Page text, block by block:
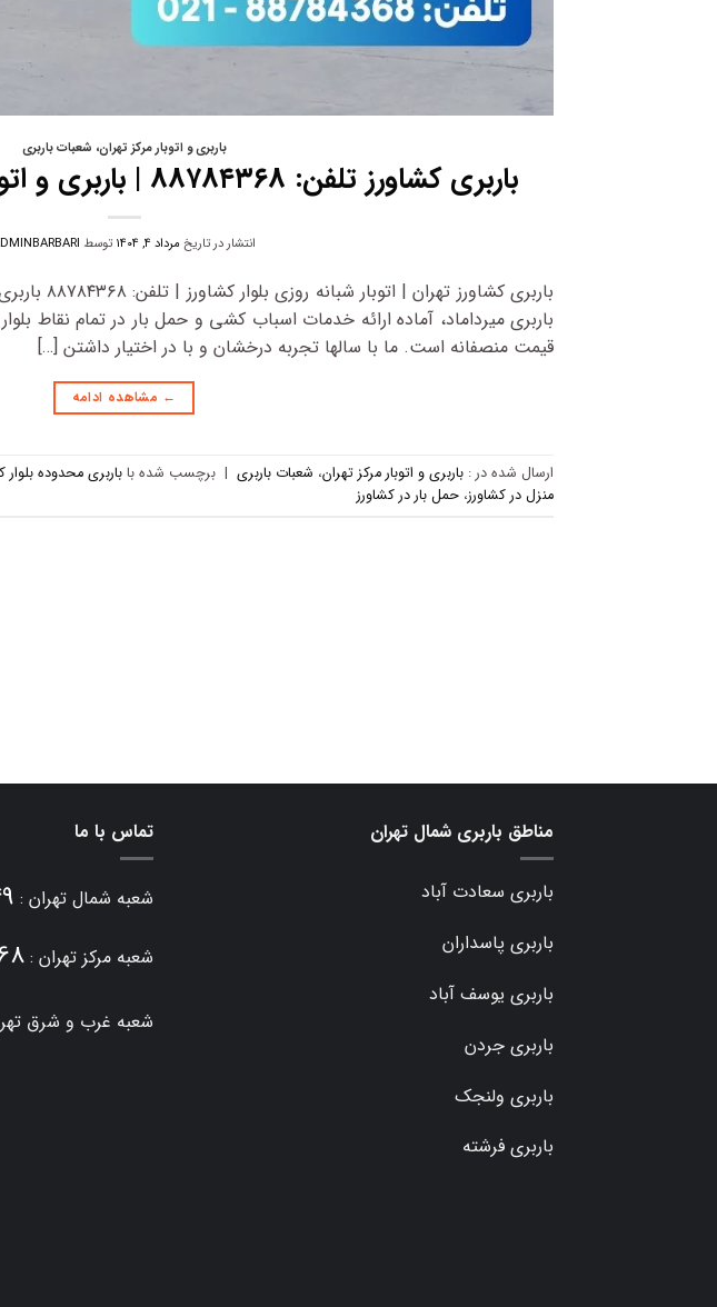
باربری و اتوبار مرکز تهران، شعبات باربری
باربری کشاورز تلفن: ۸۸۷۸۴۳۶۸ | باربری و اتوبار در بلوار کشاورز تهران
انتشار در تاریخمرداد ۴, ۱۴۰۴ توسط
باربری
باربری میرداماد، آماده ارائه خدمات اسباب کشی و حمل بار در تمام نقاط
قیمت منصفانه است. ما با سالها تجربه درخشان و با در اختیار داشتن […]
← مشاهده ادامه
ارسال شده در : باربری و اتوبار مرکز تهران، شعبات باربری | برچسب‌ شده باباربری محدوده بلوار
منزل در کشاورز، حمل بار در کشاورز
مناطق باربری شمال تهران
باربری سعادت آباد
باربری پاسداران
باربری یوسف آباد
باربری جردن
باربری ولنجک
باربری فرشته
تماس با ما
شعبه شمال تهران :
شعبه مرکز تهران :
شعبه غرب و شرق